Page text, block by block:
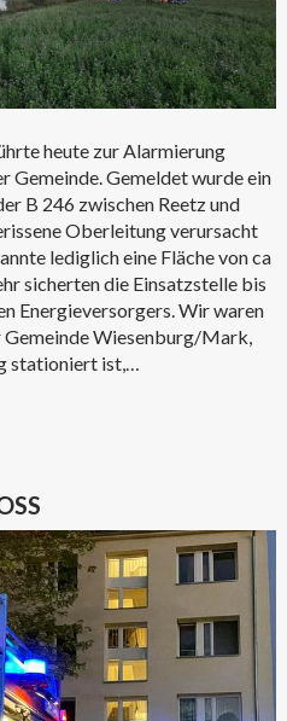
heute zur Alarmierung
Gemeinde. Gemeldet wurde ein
B 246 zwischen Reetz und
Oberleitung verursacht
lediglich eine Fläche von ca
sicherten die Einsatzstelle bis
Energieversorgers. Wir waren
Wiesenburg/Mark,
stationiert ist,…